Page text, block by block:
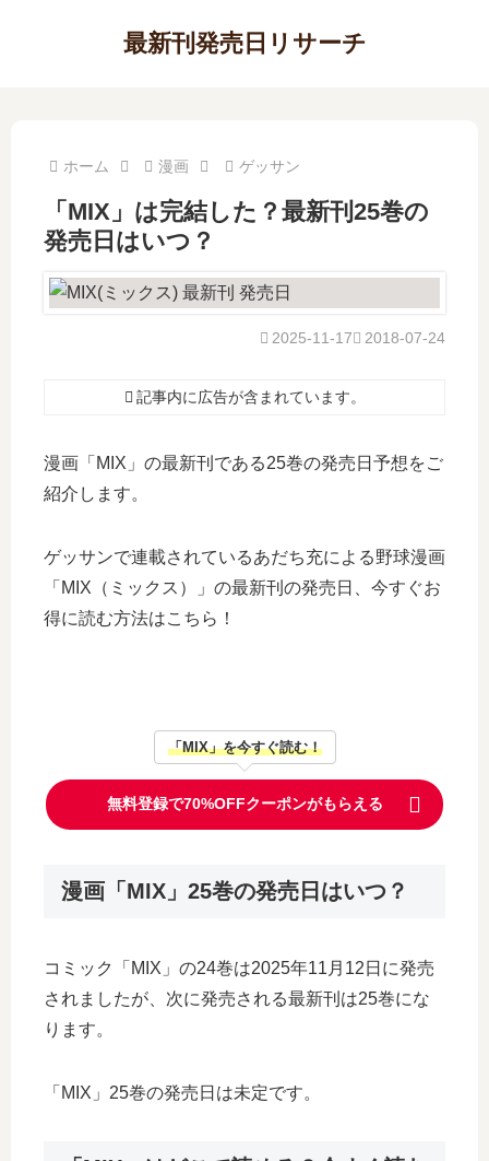
最新刊発売日リサーチ
ホーム 漫画 ゲッサン
「MIX」は完結した？最新刊25巻の
発売日はいつ？
2018-07-24
2025-11-17
記事内に広告が含まれています。
漫画「MIX」の最新刊である25巻の発売日予想をご
紹介します。
ゲッサンで連載されているあだち充による野球漫画
「MIX（ミックス）」の最新刊の発売日、今すぐお
得に読む方法はこちら！
「MIX」を今すぐ読む！
無料登録で70%OFFクーポンがもらえる
漫画「MIX」25巻の発売日はいつ？
コミック「MIX」の24巻は2025年11月12日に発売
されましたが、次に発売される最新刊は25巻にな
ります。
「MIX」25巻の発売日は未定です。